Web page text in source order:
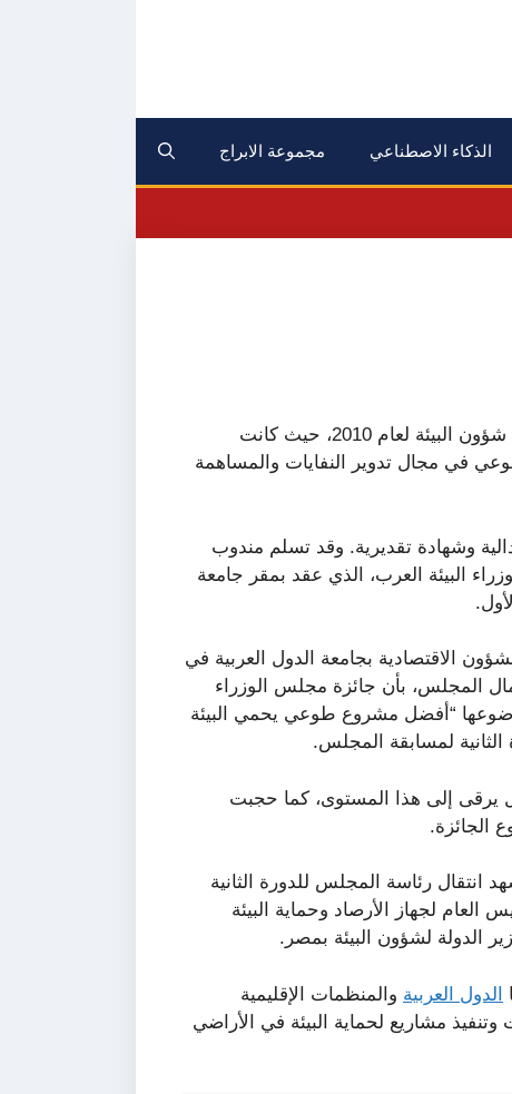
مجموعة الابراج الذكاء الاصطناعي
از الأردن بجائزة مجلس الوزراء العرب المسؤولين عن شؤون البيئة لعام 2010، حيث كانت
في مجال تدوير النفايات والمساهمة
وشهادة تقديرية. وقد تسلم مندوب
البيئة العرب، الذي عقد بمقر جامعة
الاقتصادية بجامعة الدول العربية في
المجلس، بأن جائزة مجلس الوزراء
عن شؤون البيئة لعام 2010، كان موضوعها “أفضل مشروع طوعي يحمي البيئة
لمسابقة المجلس.
يرقى إلى هذا المستوى، كما حجبت
الجائزة.
انتقال رئاسة المجلس للدورة الثانية
العام لجهاز الأرصاد وحماية البيئة
الدولة لشؤون البيئة بمصر.
الدول العربية والمنظمات الإقليمية
وتنفيذ مشاريع لحماية البيئة في الأراضي